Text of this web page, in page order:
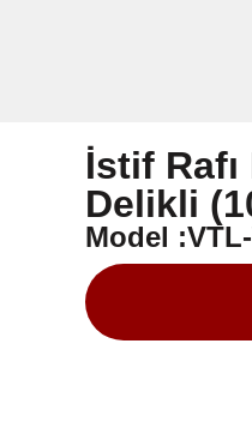
İstif Rafı
Delikli
Model